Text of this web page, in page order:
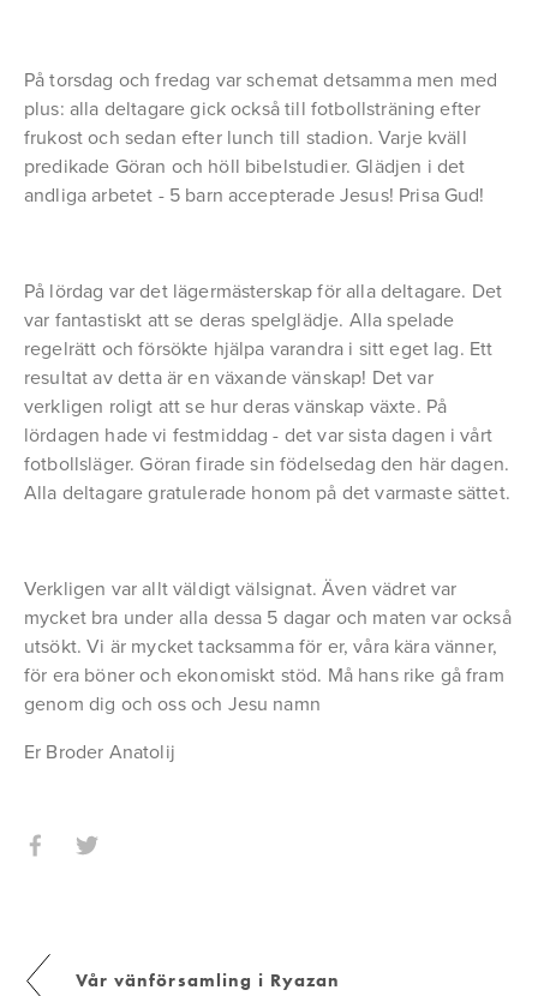
På torsdag och fredag var schemat detsamma men med
plus: alla deltagare gick också till fotbollsträning efter
frukost och sedan efter lunch till stadion. Varje kväll
predikade Göran och höll bibelstudier. Glädjen i det
andliga arbetet - 5 barn accepterade Jesus! Prisa Gud!
På lördag var det lägermästerskap för alla deltagare. Det
var fantastiskt att se deras spelglädje. Alla spelade
regelrätt och försökte hjälpa varandra i sitt eget lag. Ett
resultat av detta är en växande vänskap! Det var
verkligen roligt att se hur deras vänskap växte. På
lördagen hade vi festmiddag - det var sista dagen i vårt
fotbollsläger. Göran firade sin födelsedag den här dagen.
Alla deltagare gratulerade honom på det varmaste sättet.
Verkligen var allt väldigt välsignat. Även vädret var
mycket bra under alla dessa 5 dagar och maten var också
utsökt. Vi är mycket tacksamma för er, våra kära vänner,
för era böner och ekonomiskt stöd. Må hans rike gå fram
genom dig och oss och Jesu namn
Er Broder Anatolij
Vår vänförsamling i Ryazan